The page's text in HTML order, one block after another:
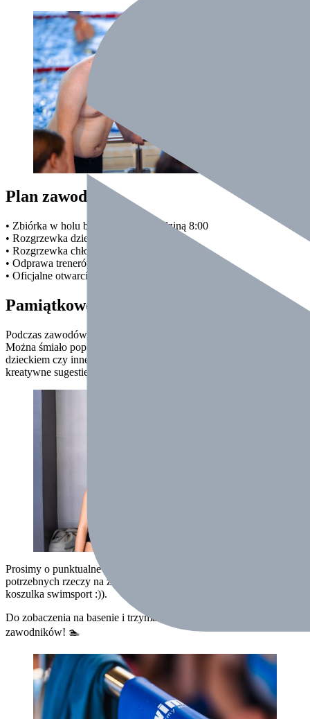
Plan zawodów
• Zbiórka w holu basenu – przed godziną 8:00
• Rozgrzewka dziewcząt – 8:15–8:30
• Rozgrzewka chłopców – 8:30–8:45
• Odprawa trenerów – 8:50
• Oficjalne otwarcie zawodów – 9:00
Pamiątkowe zdjęcia
Podczas zawodów będzie towarzyszył nam fotograf Adam Borutko.
Można śmiało poprosić go o wykonanie pamiątkowego zdjęcia z
dzieckiem czy innego pomysłu na fotografię – Adam jest otwarty na
kreatywne sugestie:))
Prosimy o punktualne przybycie oraz zabranie wszystkich
potrzebnych rzeczy na zawody – strój, ręcznik, okularki, czepek i
koszulka swimsport :)).
Do zobaczenia na basenie i trzymamy kciuki za wszystkich
zawodników! 🏊